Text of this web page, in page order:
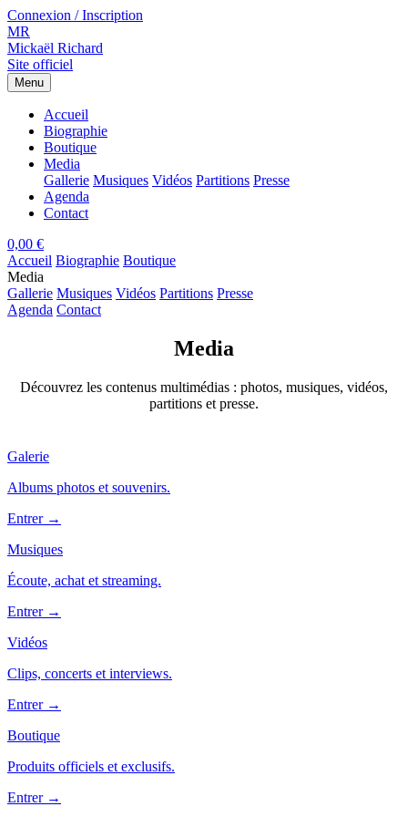
Connexion / Inscription
MR
Mickaël Richard
Site officiel
Menu
Accueil
Biographie
Boutique
Media
Gallerie Musiques Vidéos Partitions Presse
Agenda
Contact
0,00 €
Accueil Biographie Boutique
Media
Gallerie Musiques Vidéos Partitions Presse
Agenda Contact
Media
Découvrez les contenus multimédias : photos, musiques, vidéos,
partitions et presse.
Galerie
Albums photos et souvenirs.
Entrer →
Musiques
Écoute, achat et streaming.
Entrer →
Vidéos
Clips, concerts et interviews.
Entrer →
Boutique
Produits officiels et exclusifs.
Entrer →